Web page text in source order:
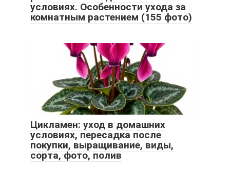
условиях. Особенности ухода за
комнатным растением (155 фото)
Цикламен: уход в домашних
условиях, пересадка после
покупки, выращивание, виды,
сорта, фото, полив